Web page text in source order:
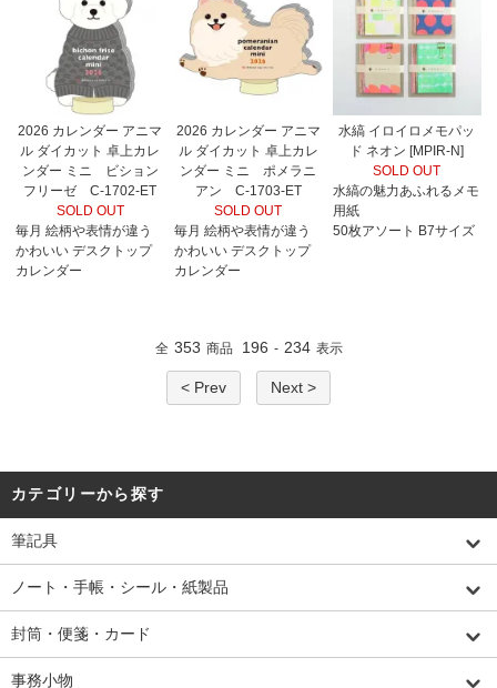
2026 カレンダー アニマ
ル ダイカット 卓上カレ
ンダー ミニ ビション
フリーゼ C-1702-ET
SOLD OUT
毎月 絵柄や表情が違う
かわいい デスクトップ
カレンダー
2026 カレンダー アニマ
ル ダイカット 卓上カレ
ンダー ミニ ポメラニ
アン C-1703-ET
SOLD OUT
毎月 絵柄や表情が違う
かわいい デスクトップ
カレンダー
水縞 イロイロメモパッ
ド ネオン [MPIR-N]
SOLD OUT
水縞の魅力あふれるメモ
用紙
50枚アソート B7サイズ
全 353 商品 196 - 234 表示
< Prev Next >
カテゴリーから探す
筆記具
ノート・手帳・シール・紙製品
封筒・便箋・カード
事務小物